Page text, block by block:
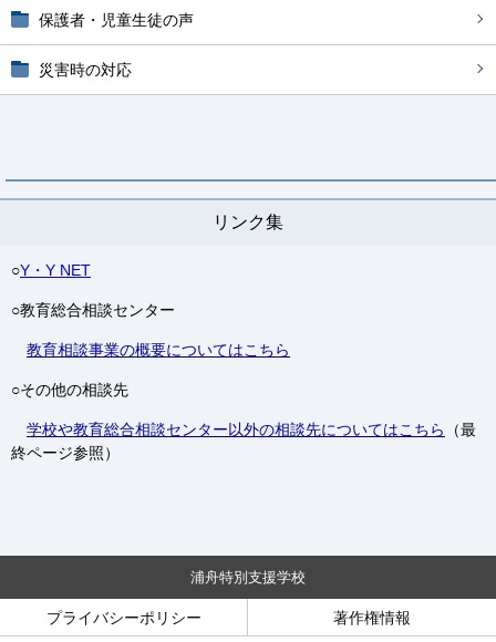
保護者・児童生徒の声
災害時の対応
リンク集
○Y・Y NET
○教育総合相談センター
教育相談事業の概要についてはこちら
○その他の相談先
学校や教育総合相談センター以外の相談先についてはこちら
（最
終ページ参照）
浦舟特別支援学校
プライバシーポリシー 著作権情報